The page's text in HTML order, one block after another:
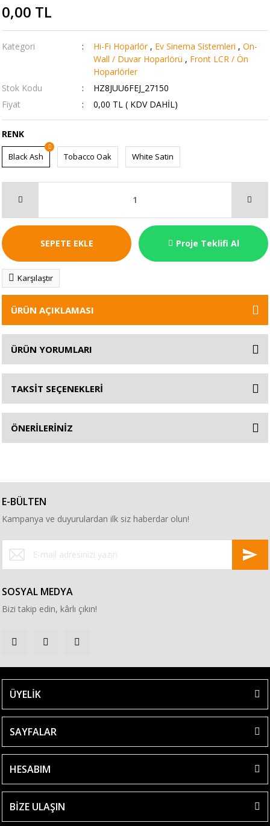
0,00 TL
Kategori Hi-Fi Hoparlör , Ev Sinema Sistemleri , On-
Wall / Duvar Hoparlörü , Front LCR / Ön
Hoparlörler
Stok Kodu
HZ8JUU6FEJ_27150
Fiyat
0,00 TL ( KDV DAHİL)
RENK
Black Ash Tobacco Oak White Satin
SEPETE EKLE Proje Teklifi Al
Karşılaştır
ÜRÜN AÇIKLAMASI
ÜRÜN YORUMLARI
TAKSİT SEÇENEKLERİ
ÖNERİLERİNİZ
E-BÜLTEN
Kampanya ve duyurulardan ilk siz haberdar olun!
SOSYAL MEDYA
Bizi takip edin, kârlı çıkın!
ÜYELİK
SAYFALAR
HESABIM
BİZE ULAŞIN